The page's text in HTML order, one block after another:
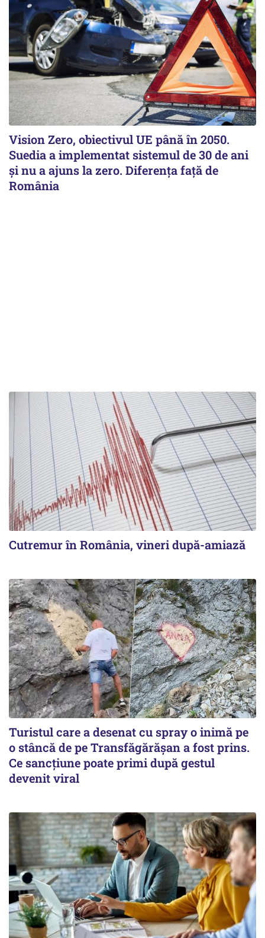
Vision Zero, obiectivul UE până în 2050.
Suedia a implementat sistemul de 30 de ani
şi nu a ajuns la zero. Diferenţa faţă de
România
Cutremur în România, vineri după-amiază
Turistul care a desenat cu spray o inimă pe
o stâncă de pe Transfăgărășan a fost prins.
Ce sancțiune poate primi după gestul
devenit viral